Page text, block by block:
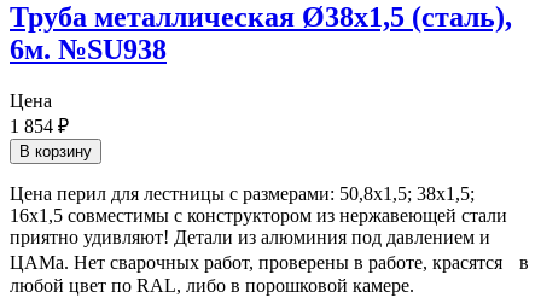
Труба металлическая Ø38х1,5 (сталь),
6м. №SU938
Цена
1 854 ₽
В корзину
Цена перил для лестницы с размерами: 50,8х1,5; 38х1,5;
16х1,5 совместимы с конструктором из нержавеющей стали
приятно удивляют! Детали из алюминия под давлением и
ЦАМа. Нет сварочных работ, проверены в работе, красятся в
любой цвет по RAL, либо в порошковой камере.